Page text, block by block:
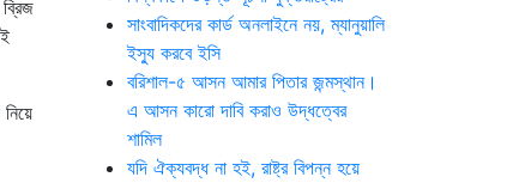
সাংবাদিকদের কার্ড অনলাইনে নয়, ম্যানুয়ালি
ইস্যু করবে ইসি
বরিশাল-৫ আসন আমার পিতার জন্মস্থান।
এ আসন কারো দাবি করাও উদ্ধত্বের
শামিল
যদি ঐক্যবদ্ধ না হই, রাষ্ট্র বিপন্ন হয়ে